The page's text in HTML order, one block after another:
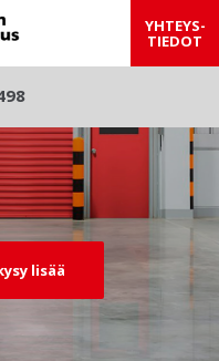
YHTEYS-
TIEDOT
t
lisää